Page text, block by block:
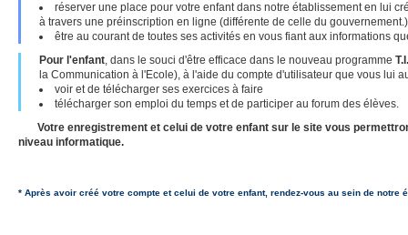
réserver une place pour votre enfant dans notre établissement en lui
à travers une préinscription en ligne (différente de celle du gouvernement.)
être au courant de toutes ses activités en vous fiant aux informations
Pour l'enfant, dans le souci d'être efficace dans le nouveau programme
la Communication à l'Ecole), à l'aide du compte d'utilisateur que vous lui
voir et de télécharger ses exercices à faire
télécharger son emploi du temps et de participer au forum des élèves.
Votre enregistrement et celui de votre enfant sur le site vous
niveau informatique.
* Après avoir créé votre compte et celui de votre enfant, rendez-vous au sein de notre